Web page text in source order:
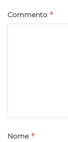
Commento *
Nome *